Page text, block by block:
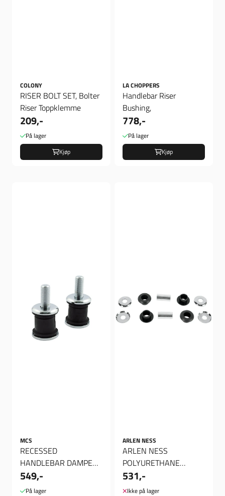
COLONY
RISER BOLT SET, Bolter
Riser Toppklemme
209,-
På lager
Kjøp
LA CHOPPERS
Handlebar Riser
Bushing,
778,-
På lager
Kjøp
MCS
RECESSED
HANDLEBAR DAMPER
KIT, gummi til raiser
549,-
På lager
ARLEN NESS
ARLEN NESS
POLYURETHANE
HANDLEBAR DAMPER
KIT
531,-
Ikke på lager